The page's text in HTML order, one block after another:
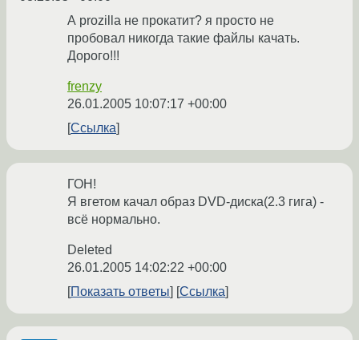
А prozilla не прокатит? я просто не
пробовал никогда такие файлы качать.
Дорого!!!
frenzy
26.01.2005 10:07:17 +00:00
Ссылка
ГОН!
Я вгетом качал образ DVD-диска(2.3 гига) -
всё нормально.
Deleted
26.01.2005 14:02:22 +00:00
Показать ответы
Ссылка